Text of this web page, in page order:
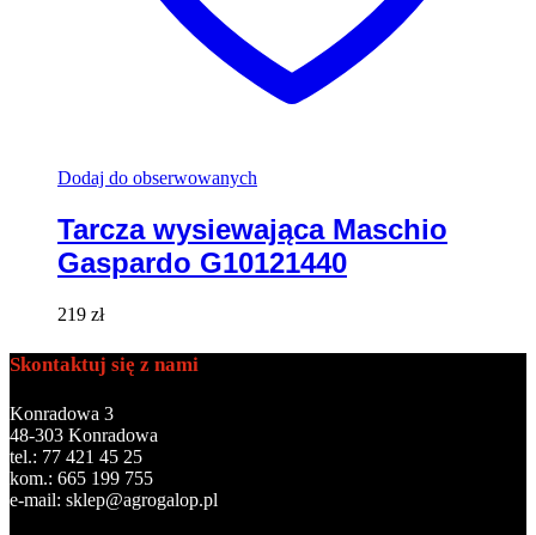
Dodaj do obserwowanych
Tarcza wysiewająca Maschio
Gaspardo G10121440
219 zł
Skontaktuj się z nami
Konradowa 3
48-303 Konradowa
tel.: 77 421 45 25
kom.: 665 199 755
e-mail: sklep@agrogalop.pl